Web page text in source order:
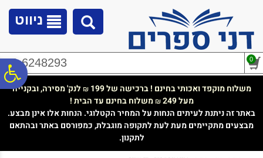
נגישות
ניווט
02-6248293 0
משלוח מוקפד ואכותי בחינם ! ברכישה של 199 ₪ לנק' מסירה, ובקנייה
מעל 249
₪משלוח בחינם עד הבית !
באתר זה ניתנת לעיתים הנחות על המחיר הקטלוגי. הנחות אלו אינן מבצע.
מבצעים מתקיימים מעת לעת לתקופה מוגבלת, כמפורסם באתר ובהתאם
לתקנון.